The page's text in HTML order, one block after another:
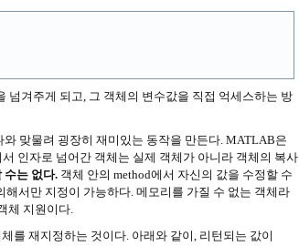
넘겨주게 되고, 그 객체의 변수값을 직접 억세스하는 방
맞물려 굉장히 재미있는 동작을 만든다. MATLAB은
인자로 넘어간 객체는 실제 객체가 아니라 객체의 복사
수는 없다. 객체 안의 method에서 자신의 값을 수정할 수
해서만 지정이 가능하다. 메모리를 가질 수 없는 객체라
체 지원이다.
를 재지정하는 것이다. 아래와 같이, 리턴되는 값이